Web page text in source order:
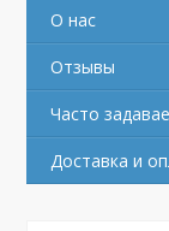
О нас
Отзывы
Часто
Доставка и